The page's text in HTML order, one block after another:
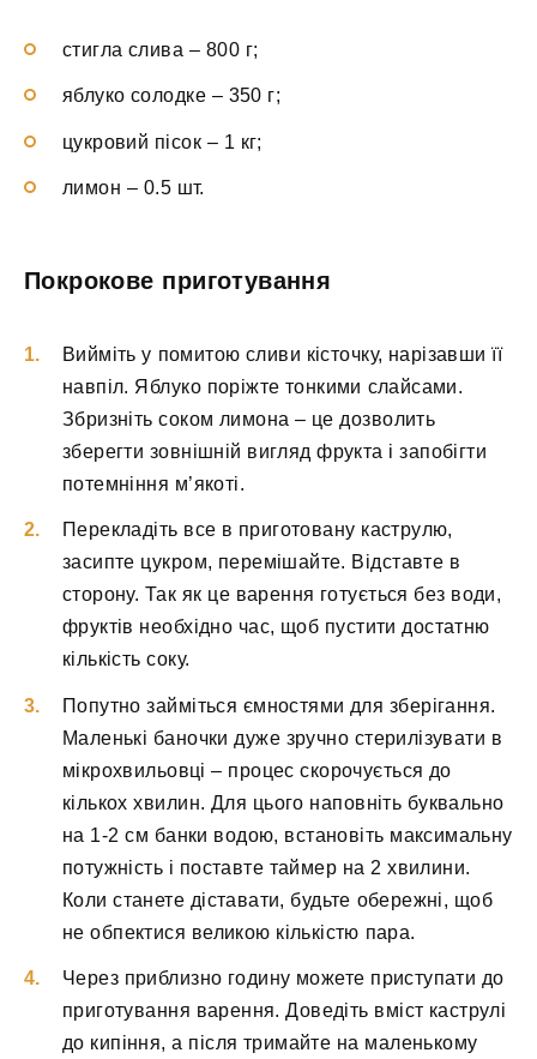
стигла слива – 800 г;
яблуко солодке – 350 г;
цукровий пісок – 1 кг;
лимон – 0.5 шт.
Покрокове приготування
Вийміть у помитою сливи кісточку, нарізавши її
навпіл. Яблуко поріжте тонкими слайсами.
Збризніть соком лимона – це дозволить
зберегти зовнішній вигляд фрукта і запобігти
потемніння м’якоті.
Перекладіть все в приготовану каструлю,
засипте цукром, перемішайте. Відставте в
сторону. Так як це варення готується без води,
фруктів необхідно час, щоб пустити достатню
кількість соку.
Попутно займіться ємностями для зберігання.
Маленькі баночки дуже зручно стерилізувати в
мікрохвильовці – процес скорочується до
кількох хвилин. Для цього наповніть буквально
на 1-2 см банки водою, встановіть максимальну
потужність і поставте таймер на 2 хвилини.
Коли станете діставати, будьте обережні, щоб
не обпектися великою кількістю пара.
Через приблизно годину можете приступати до
приготування варення. Доведіть вміст каструлі
до кипіння, а після тримайте на маленькому